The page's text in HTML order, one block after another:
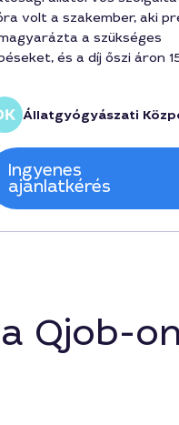
volt a szakember, aki
a szükséges
és a díj őszi áron
hozzáállás
a hosszabb
szó oltásról vagy
A vizsgálat
körülbelül 40
a városban minden a
hivatalos
Állatgyógyászati
Ingyenes
ajánlatkérés
Qjob-on